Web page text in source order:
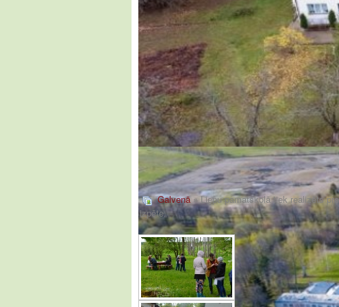
Galvenā» Liepu pamatskolā tiek realizēts
izpēte„